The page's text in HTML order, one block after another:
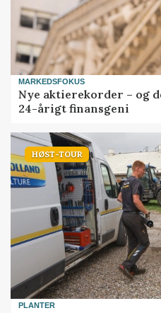
MARKEDSFOKUS
Nye aktierekorder – og
24-årigt finansgeni
HØST-TOUR
PLANTER